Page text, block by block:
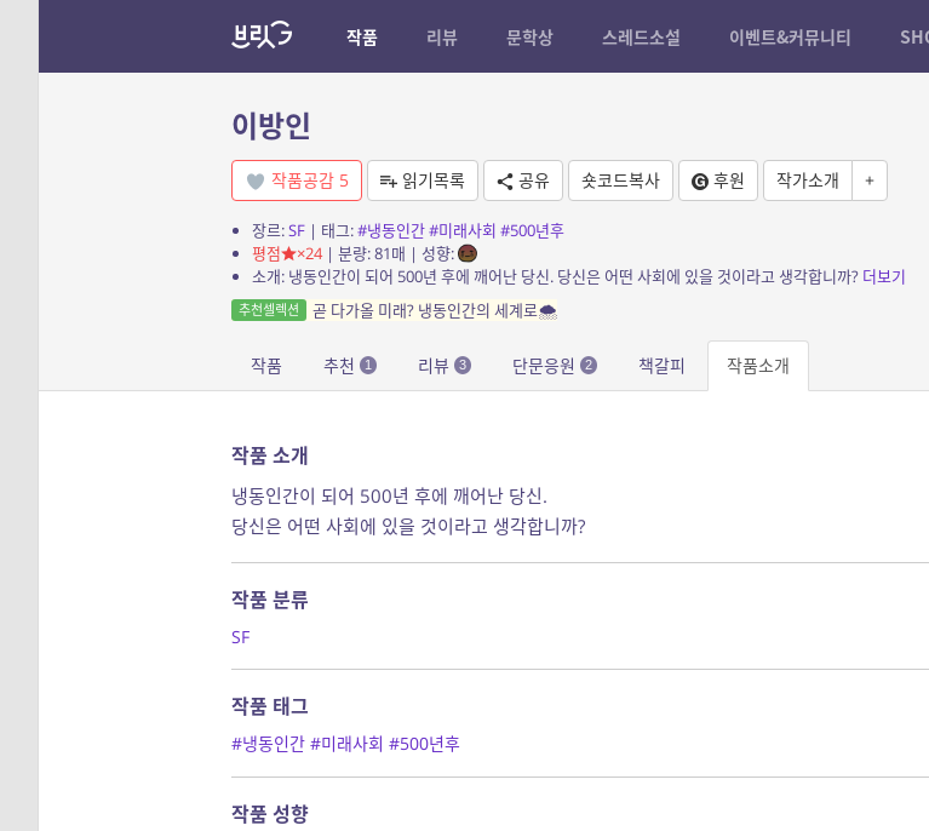
작품 리뷰 문학상 스레드소설 이벤트&커뮤니티
이방인
작품공감 5 읽기목록 공유 숏코드복사 후원 작가소개 +
장르:SF| 태그:#냉동인간#미래사회 #500년후
평점
×24| 분량: 81매 | 성향:
소개: 냉동인간이 되어 500년 후에 깨어난 당신. 당신은 어떤 사회에 있을 것이라고 생각합니까? 더보기
추천셀렉션 곧 다가올 미래? 냉동인간의 세계로🌨️
작품 추천 1 리뷰 3 단문응원 2 책갈피 작품소개
작품 소개
냉동인간이 되어 500년 후에 깨어난 당신.
당신은 어떤 사회에 있을 것이라고 생각합니까?
작품 분류
SF
작품 태그
#냉동인간 #미래사회 #500년후
작품 성향